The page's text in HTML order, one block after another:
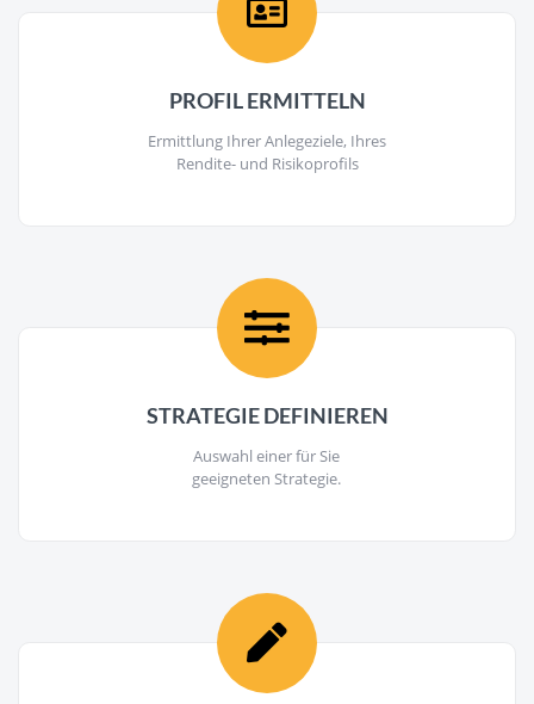
PROFIL ERMITTELN
Ermittlung Ihrer Anlegeziele, Ihres
Rendite- und Risikoprofils
STRATEGIE DEFINIEREN
Auswahl einer für Sie
geeigneten Strategie.